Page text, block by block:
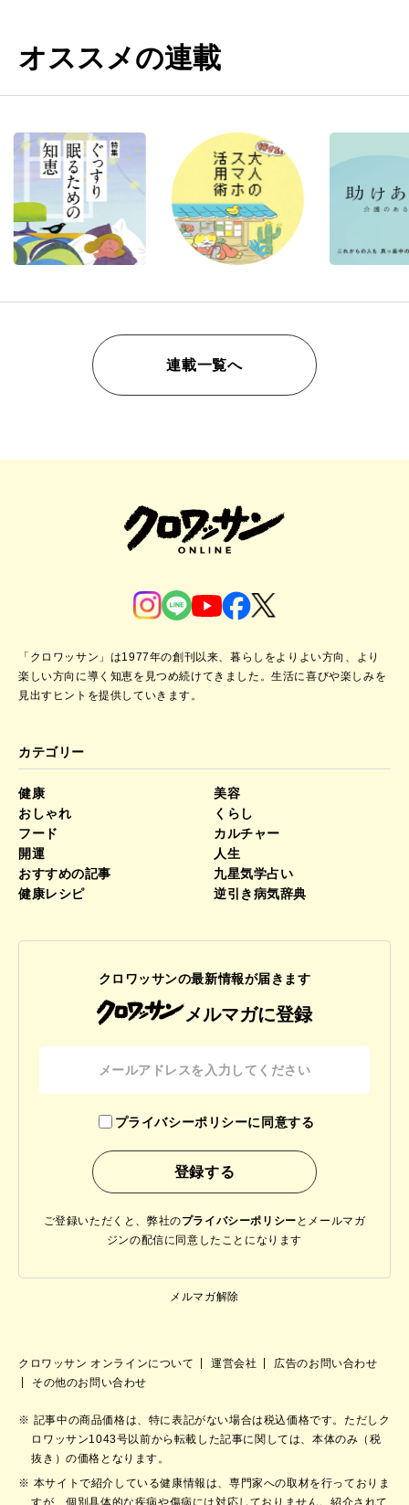
オススメの連載
連載一覧へ
「クロワッサン」は1977年の創刊以来、暮らしをよりよい方向、より
楽しい方向に導く知恵を見つめ続けてきました。生活に喜びや楽しみを
見出すヒントを提供していきます。
カテゴリー
健康
美容
おしゃれ
くらし
フード
カルチャー
開運
人生
おすすめの記事
九星気学占い
健康レシピ
逆引き病気辞典
クロワッサンの最新情報が届きます
メルマガに登録
プライバシーポリシーに同意する
ご登録いただくと、弊社のプライバシーポリシー と メールマガ
ジンの配信に同意したことになります
メルマガ解除
クロワッサン オンラインについて 運営会社
広告のお問い合わせ
その他のお問い合わせ
記事中の商品価格は、特に表記がない場合は税込価格です。ただしク
ロワッサン1043号以前から転載した記事に関しては、本体のみ（税
抜き）の価格となります。
本サイトで紹介している健康情報は、専門家への取材を行っておりま
すが、個別具体的な疾病や傷病には対応しておりません。紹介されて